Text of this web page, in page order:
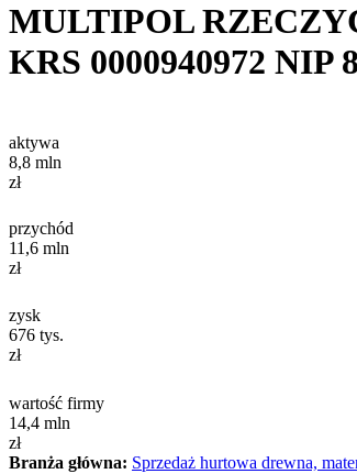
MULTIPOL
KRS 0000940972 NIP
aktywa
8,8 mln
zł
przychód
11,6 mln
zł
zysk
676 tys.
zł
wartość firmy
14,4 mln
zł
Branża główna: Sprzedaż hurtowa drewna,